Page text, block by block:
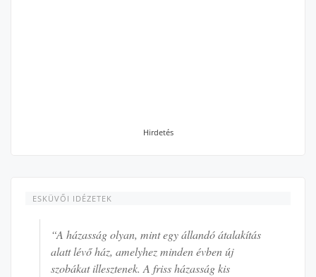
Hirdetés
ESKÜVŐI IDÉZETEK
“A házasság olyan, mint egy állandó átalakítás
alatt lévő ház, amelyhez minden évben új
szobákat illesztenek. A friss házasság kis